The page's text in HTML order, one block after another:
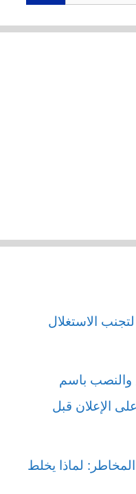
2026: دليلك لتجنب الاستغلال
والنصب باسم
الإعلان قبل
المخاطر: لماذا يخلط